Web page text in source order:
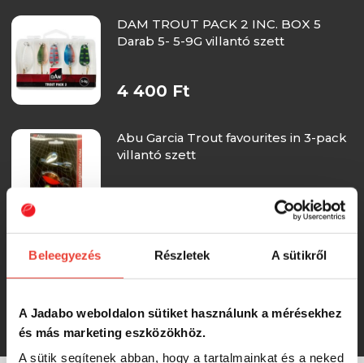
Beleegyezés Részletek A sütikről
A Jadabo weboldalon sütiket használunk a mérésekhez
és más marketing eszközökhöz.
A sütik segítenek abban, hogy a tartalmainkat és a neked
DAM TROUT PACK 2 INC. BOX 5
Darab 5- 5-9G villantó szett
4 400 Ft
Abu Garcia Trout favourites in 3-pack
villantó szett
Abu Garcia Kystsilda 60g in 3-pack
4 500 Ft